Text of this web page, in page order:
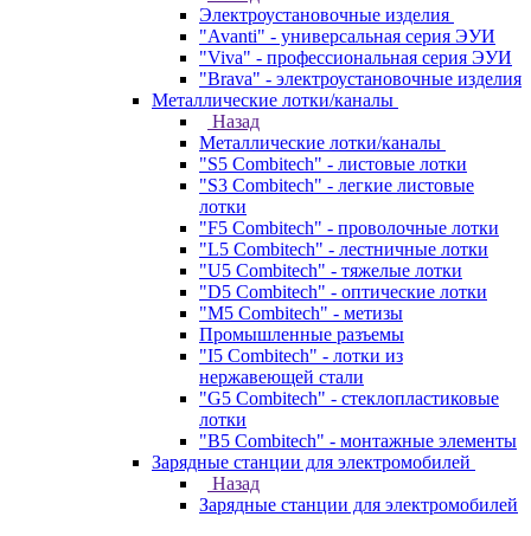
Электроустановочные изделия
"Avanti" - универсальная серия ЭУИ
"Viva" - профессиональная серия ЭУИ
"Brava" - электроустановочные изделия
Металлические лотки/каналы
Назад
Металлические лотки/каналы
"S5 Combitech" - листовые лотки
"S3 Combitech" - легкие листовые
лотки
"F5 Combitech" - проволочные лотки
"L5 Combitech" - лестничные лотки
"U5 Combitech" - тяжелые лотки
"D5 Combitech" - оптические лотки
"M5 Combitech" - метизы
Промышленные разъемы
"I5 Combitech" - лотки из
нержавеющей стали
"G5 Combitech" - стеклопластиковые
лотки
"B5 Combitech" - монтажные элементы
Зарядные станции для электромобилей
Назад
Зарядные станции для электромобилей